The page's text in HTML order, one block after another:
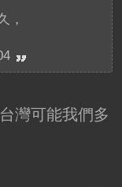
，
灣可能我們多